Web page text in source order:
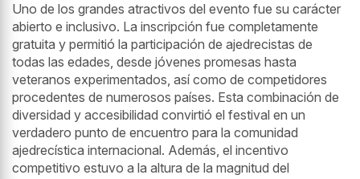
Uno de los grandes atractivos del evento fue su carácter
abierto e inclusivo. La inscripción fue completamente
gratuita y permitió la participación de ajedrecistas de
todas las edades, desde jóvenes promesas hasta
veteranos experimentados, así como de competidores
procedentes de numerosos países. Esta combinación de
diversidad y accesibilidad convirtió el festival en un
verdadero punto de encuentro para la comunidad
ajedrecística internacional. Además, el incentivo
competitivo estuvo a la altura de la magnitud del